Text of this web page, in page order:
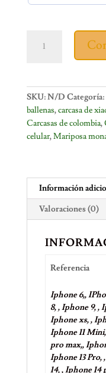
Monarca
SKU:N/D Categoría:
ballenas,carcasa de
Carcasas de colombia,
celular,Mariposa
Información
Valoraciones (0)
Referencia
Iphone 6,,
8, , Iphone 9, ,
Iphone xs, ,
Iphone 11
pro max,,
Iphone 13 Pro,
14, , Iphone 14